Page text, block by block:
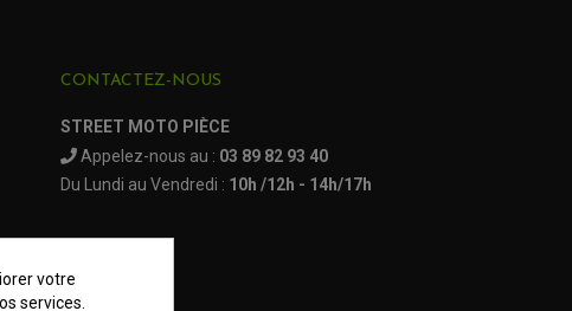
CONTACTEZ-NOUS
STREET MOTO PIÈCE
Appelez-nous au : 03 89 82 93 40
Du Lundi au Vendredi : 10h /12h - 14h/17h
votre
services.